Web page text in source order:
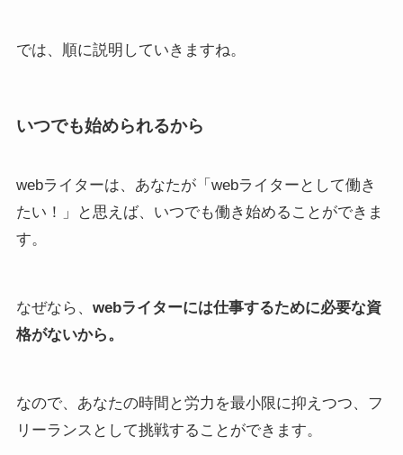
では、順に説明していきますね。
いつでも始められるから
webライターは、あなたが「webライターとして働き
たい！」と思えば、いつでも働き始めることができま
す。
なぜなら、 webライターには仕事するために必要な資
格がないから。
なので、あなたの時間と労力を最小限に抑えつつ、フ
リーランスとして挑戦することができます。